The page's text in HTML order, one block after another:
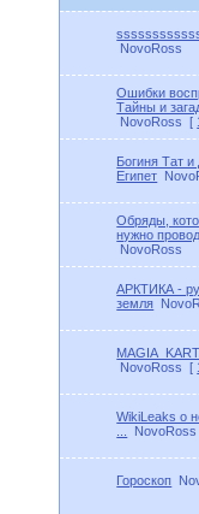
NovoRoss
Ошибки
Тайны и
NovoRoss
[ 1
Богиня Тат
Египет
Обряды,
нужно
NovoRoss
АРКТИКА -
земля
NovoRoss
[ 1
WikiLeaks о
NovoRoss
Гороскоп